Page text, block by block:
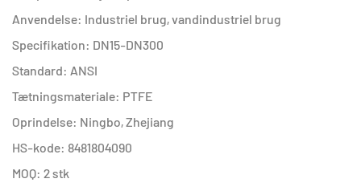
Anvendelse: Industriel brug, vandindustriel brug
Specifikation: DN15-DN300
Standard: ANSI
Tætningsmateriale: PTFE
Oprindelse: Ningbo, Zhejiang
HS-kode: 8481804090
MOQ: 2 stk